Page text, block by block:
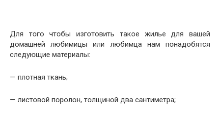
Для того чтобы изготовить такое жилье для вашей
домашней любимицы или любимца нам понадобятся
следующие материалы:
— плотная ткань;
— листовой поролон, толщиной два сантиметра;